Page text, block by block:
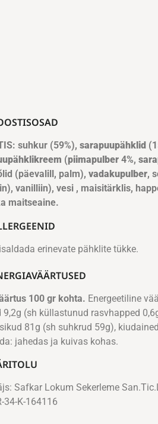
suhkur (59%),sarapuupähklid
(piimapulber4%,
(päevalill, palm),vadakupulber,
vanilliin), vesi , maisitärklis,
maitseaine.
erinevate pähklite tükke.
100 gr kohta. Energeetiline
9,2g (sh küllastunud rasvhapped
81g (sh suhkrud 59g),
jahedas ja kuivas kohas.
Safkar Lokum Sekerleme
34-K-164116